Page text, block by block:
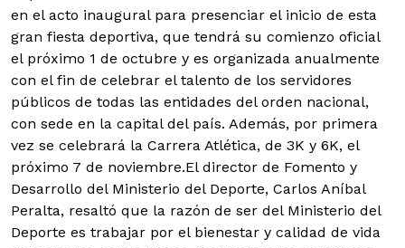
en el acto inaugural para presenciar el inicio de esta
gran fiesta deportiva, que tendrá su comienzo oficial
el próximo 1 de octubre y es organizada anualmente
con el fin de celebrar el talento de los servidores
públicos de todas las entidades del orden nacional,
con sede en la capital del país. Además, por primera
vez se celebrará la Carrera Atlética, de 3K y 6K, el
próximo 7 de noviembre.El director de Fomento y
Desarrollo del Ministerio del Deporte, Carlos Aníbal
Peralta, resaltó que la razón de ser del Ministerio del
Deporte es trabajar por el bienestar y calidad de vida